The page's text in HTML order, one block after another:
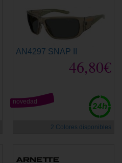
AN4297 SNAP II
46,80€
novedad
2 Colores disponibles